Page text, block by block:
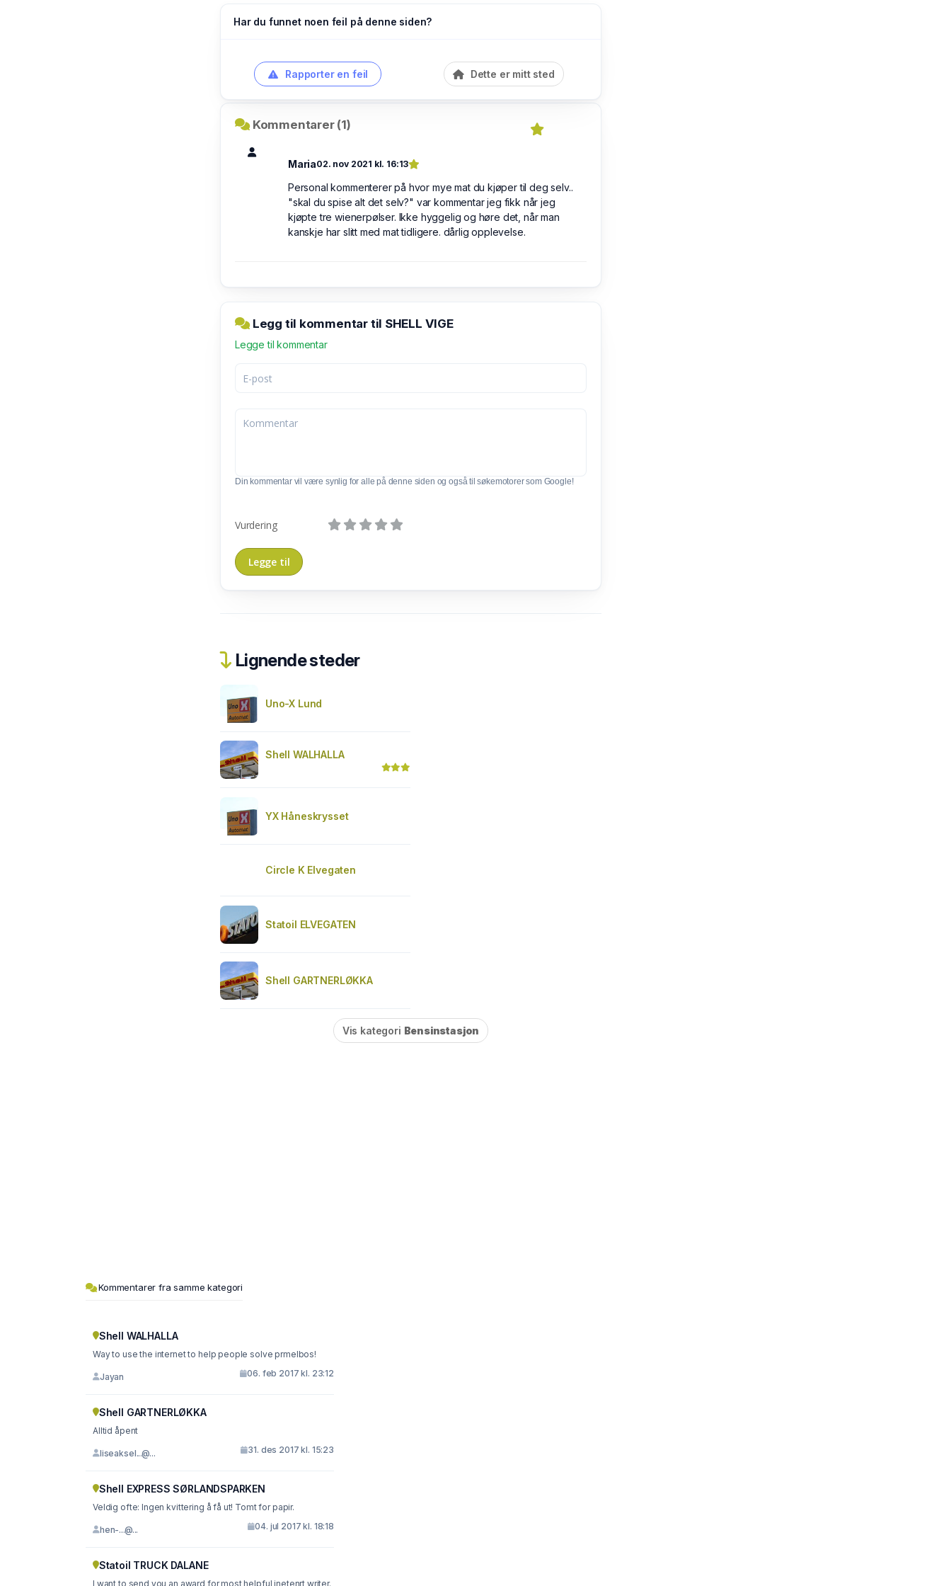
Har du funnet noen feil på denne siden?
Rapporter en feil Dette er mitt sted
Kommentarer (1)
Maria02. nov 2021 kl. 16:13
Personal kommenterer på hvor mye mat du kjøper til deg selv..
"skal du spise alt det selv?" var kommentar jeg fikk når jeg
kjøpte tre wienerpølser. Ikke hyggelig og høre det, når man
kanskje har slitt med mat tidligere. dårlig opplevelse.
Legg til kommentar til SHELL VIGE
Legge til kommentar
Din kommentar vil være synlig for alle på denne siden og også til søkemotorer som Google!
Vurdering
Lignende steder
Uno-X Lund
Shell WALHALLA
YX Håneskrysset
Circle K Elvegaten
Statoil ELVEGATEN
Shell GARTNERLØKKA
Vis kategori Bensinstasjon
Kommentarer fra samme kategori
Shell WALHALLA
Way to use the internet to help people solve prmelbos!
Jayan 06. feb 2017 kl. 23:12
Shell GARTNERLØKKA
Alltid åpent
liseaksel...@... 31. des 2017 kl. 15:23
Shell EXPRESS SØRLANDSPARKEN
Veldig ofte: Ingen kvittering å få ut! Tomt for papir.
hen-...@... 04. jul 2017 kl. 18:18
Statoil TRUCK DALANE
I want to send you an award for most helpful inetenrt writer.